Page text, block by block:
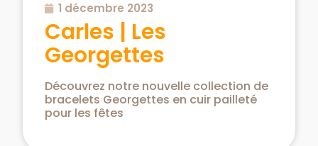
1 décembre 2023
Carles | Les
Georgettes
Découvrez notre nouvelle collection de
bracelets Georgettes en cuir pailleté
pour les fêtes